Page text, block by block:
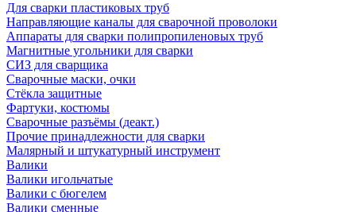
Для сварки пластиковых труб
Направляющие каналы для сварочной проволоки
Аппараты для сварки полипропиленовых труб
Магнитные угольники для сварки
СИЗ для сварщика
Сварочные маски, очки
Стёкла защитные
Фартуки, костюмы
Сварочные разъёмы (деакт.)
Прочие принадлежности для сварки
Малярный и штукатурный инструмент
Валики
Валики игольчатые
Валики с бюгелем
Валики сменные